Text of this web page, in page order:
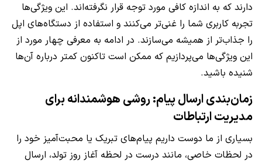
دارند که به اندازه کافی مورد توجه قرار نگرفته‌اند. این ویژگی‌ها
تجربه کاربری شما را غنی‌تر می‌کنند و استفاده از دستگاه‌های اپل
را جذاب‌تر از همیشه می‌سازند. در ادامه به معرفی چهار مورد از
این ویژگی‌ها می‌پردازیم که ممکن است تاکنون کمتر درباره آن‌ها
شنیده باشید.
زمان‌بندی ارسال پیام: روشی هوشمندانه برای
مدیریت ارتباطات
بسیاری از ما دوست داریم پیام‌های تبریک یا محبت‌آمیز خود را
در لحظات خاصی، مانند درست در لحظه آغاز روز تولد، ارسال